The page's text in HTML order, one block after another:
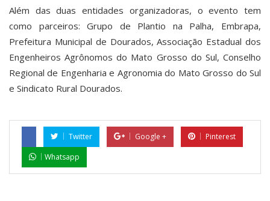
Além das duas entidades organizadoras, o evento tem
como parceiros: Grupo de Plantio na Palha, Embrapa,
Prefeitura Municipal de Dourados, Associação Estadual dos
Engenheiros Agrônomos do Mato Grosso do Sul, Conselho
Regional de Engenharia e Agronomia do Mato Grosso do Sul
e Sindicato Rural Dourados.
Twitter Google +
Pinterest
Whatsapp